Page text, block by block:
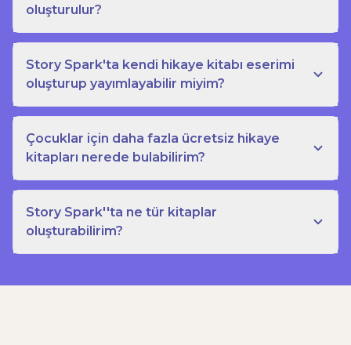
oluşturulur?
Story Spark'ta kendi hikaye kitabı eserimi
oluşturup yayımlayabilir miyim?
Çocuklar için daha fazla ücretsiz hikaye
kitapları nerede bulabilirim?
Story Spark''ta ne tür kitaplar
oluşturabilirim?